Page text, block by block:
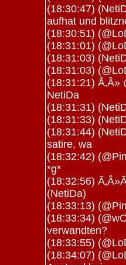
(18:30:47)
aufhat und
(18:30:51)
(18:31:01)
(18:31:03)
(18:31:03)
(18:31:21)
NetiDa
(18:31:31)
(18:31:33)
(18:31:44)
satire, wa
(18:32:42)
*g*
(18:32:56)
(NetiDa)
(18:33:13)
(18:33:34)
verwandten?
(18:33:55)
(18:34:07)